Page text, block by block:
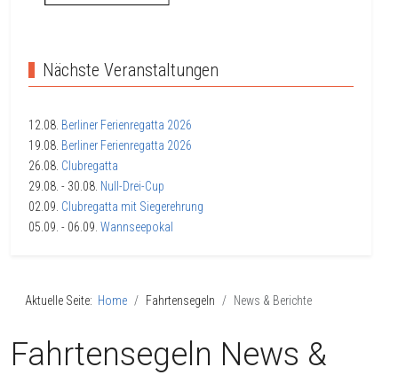
Nächste Veranstaltungen
12.08. Berliner Ferienregatta 2026
19.08. Berliner Ferienregatta 2026
26.08. Clubregatta
29.08. - 30.08. Null-Drei-Cup
02.09. Clubregatta mit Siegerehrung
05.09. - 06.09. Wannseepokal
Aktuelle Seite: Home Fahrtensegeln News & Berichte
Fahrtensegeln News &